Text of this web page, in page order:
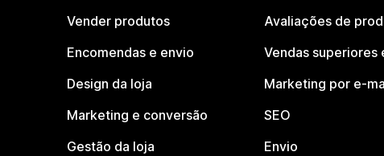
Vender produtos
Encomendas e envio
Design da loja
Marketing e conversão
Gestão da loja
Avaliações de
Vendas superiores
Marketing por e-
SEO
Envio